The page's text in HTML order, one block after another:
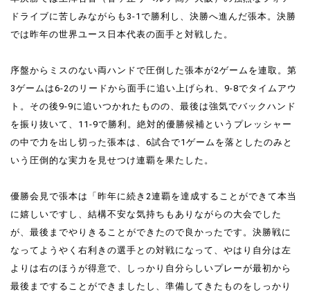
ドライブに苦しみながらも3-1で勝利し、決勝へ進んだ張本。決勝
では昨年の世界ユース日本代表の面手と対戦した。
序盤からミスのない両ハンドで圧倒した張本が2ゲームを連取。第
3ゲームは6-2のリードから面手に追い上げられ、9-8でタイムアウ
ト。その後9-9に追いつかれたものの、最後は強気でバックハンド
を振り抜いて、11-9で勝利。絶対的優勝候補というプレッシャー
の中で力を出し切った張本は、6試合で1ゲームを落としたのみと
いう圧倒的な実力を見せつけ連覇を果たした。
優勝会見で張本は「昨年に続き2連覇を達成することができて本当
に嬉しいですし、結構不安な気持ちもありながらの大会でした
が、最後までやりきることができたので良かったです。決勝戦に
なってようやく右利きの選手との対戦になって、やはり自分は左
よりは右のほうが得意で、しっかり自分らしいプレーが最初から
最後まですることができましたし、準備してきたものをしっかり